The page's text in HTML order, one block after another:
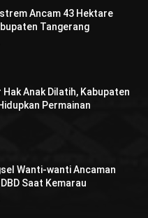
Ancam 43 Hektare
Tangerang
Anak Dilatih, Kabupaten
Permainan
Wanti-wanti Ancaman
DBD Saat Kemarau